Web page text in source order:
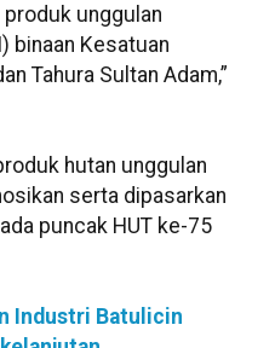
unggulan
binaan Kesatuan
Tahura Sultan Adam,”
hutan unggulan
serta dipasarkan
puncak HUT ke-75
Industri Batulicin